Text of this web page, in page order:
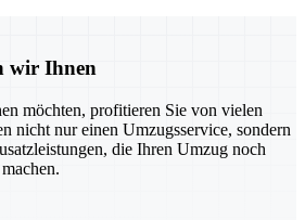
wir Ihnen
möchten, profitieren Sie von vielen
nicht nur einen Umzugsservice, sondern
die Ihren Umzug noch